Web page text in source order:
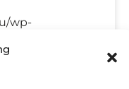
wp-
určitej